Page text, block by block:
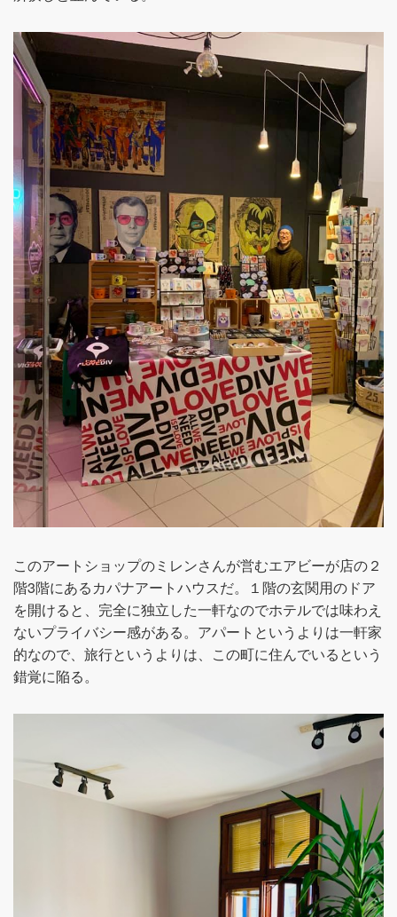
このアートショップのミレンさんが営むエアビーが店の２
階3階にあるカパナアートハウスだ。１階の玄関用のドア
を開けると、完全に独立した一軒なのでホテルでは味わえ
ないプライバシー感がある。アパートというよりは一軒家
的なので、旅行というよりは、この町に住んでいるという
錯覚に陥る。